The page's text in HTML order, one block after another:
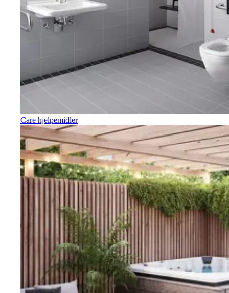
Care hjelpemidler